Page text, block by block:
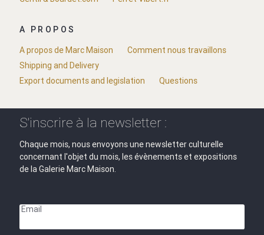
A PROPOS
A propos de Marc Maison
Comment nous travaillons
Shipping and Delivery
Export documents and legislation
Questions
S'inscrire à la newsletter :
Chaque mois, nous envoyons une newsletter culturelle
concernant l'objet du mois, les évènements et expositions
de la Galerie Marc Maison.
Email